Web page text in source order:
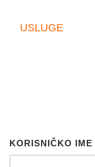
USLUGE
KORISNIČKO